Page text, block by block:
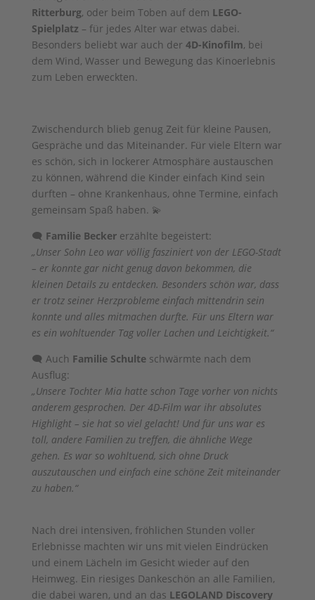
Ritterburg, oder beim Toben auf dem LEGO-
Spielplatz – für jedes Alter war etwas dabei.
Besonders beliebt war auch der 4D-Kinofilm, bei
dem Wind, Wasser und Bewegung das Kinoerlebnis
zum Leben erweckten.
Zwischendurch blieb genug Zeit für kleine Pausen,
Gespräche und das Miteinander. Für viele Eltern war
es schön, sich in lockerer Atmosphäre austauschen
zu können, während die Kinder einfach Kind sein
durften – ohne Krankenhaus, ohne Termine, einfach
gemeinsam Spaß haben. 💫
🗨️ Familie Beckererzählte begeistert:
„Unser Sohn Leo war völlig fasziniert von der LEGO-Stadt
– er konnte gar nicht genug davon bekommen, die
kleinen Details zu entdecken. Besonders schön war, dass
er trotz seiner Herzprobleme einfach mittendrin sein
konnte und alles mitmachen durfte. Für uns Eltern war
es ein wohltuender Tag voller Lachen und Leichtigkeit.“
🗨️ Auch Familie Schulteschwärmte nach dem
Ausflug:
„Unsere Tochter Mia hatte schon Tage vorher von nichts
anderem gesprochen. Der 4D-Film war ihr absolutes
Highlight – sie hat so viel gelacht! Und für uns war es
toll, andere Familien zu treffen, die ähnliche Wege
gehen. Es war so wohltuend, sich ohne Druck
auszutauschen und einfach eine schöne Zeit miteinander
zu haben.“
Nach drei intensiven, fröhlichen Stunden voller
Erlebnisse machten wir uns mit vielen Eindrücken
und einem Lächeln im Gesicht wieder auf den
Heimweg. Ein riesiges Dankeschön an alle Familien,
die dabei waren, und an das LEGOLAND Discovery